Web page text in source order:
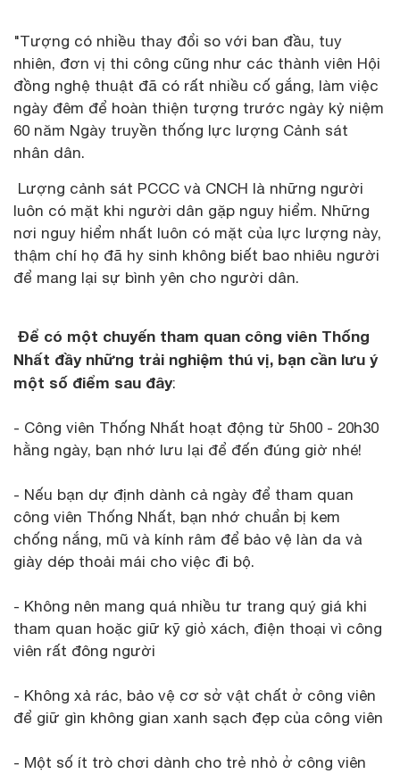
"Tượng có nhiều thay đổi so với ban đầu, tuy
nhiên, đơn vị thi công cũng như các thành viên Hội
đồng nghệ thuật đã có rất nhiều cố gắng, làm việc
ngày đêm để hoàn thiện tượng trước ngày kỷ niệm
60 năm Ngày truyền thống lực lượng Cảnh sát
nhân dân.
Lượng cảnh sát PCCC và CNCH là những người
luôn có mặt khi người dân gặp nguy hiểm. Những
nơi nguy hiểm nhất luôn có mặt của lực lượng này,
thậm chí họ đã hy sinh không biết bao nhiêu người
để mang lại sự bình yên cho người dân.
Để có một chuyến tham quan công viên Thống
Nhất đầy những trải nghiệm thú vị, bạn cần lưu ý
một số điểm sau đây:
- Công viên Thống Nhất hoạt động từ 5h00 - 20h30
hằng ngày, bạn nhớ lưu lại để đến đúng giờ nhé!
- Nếu bạn dự định dành cả ngày để tham quan
công viên Thống Nhất, bạn nhớ chuẩn bị kem
chống nắng, mũ và kính râm để bảo vệ làn da và
giày dép thoải mái cho việc đi bộ.
- Không nên mang quá nhiều tư trang quý giá khi
tham quan hoặc giữ kỹ giỏ xách, điện thoại vì công
viên rất đông người
- Không xả rác, bảo vệ cơ sở vật chất ở công viên
để giữ gìn không gian xanh sạch đẹp của công viên
- Một số ít trò chơi dành cho trẻ nhỏ ở công viên